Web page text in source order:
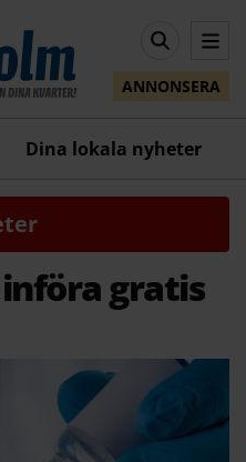
ANNONSERA
Dina lokala nyheter
gratis